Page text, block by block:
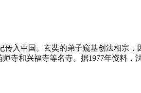
入中国。玄奘的弟子窥基创法相宗
和兴福寺等名寺。据1977年资料，